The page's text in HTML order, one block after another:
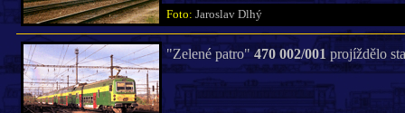
Foto: Jaroslav Dlhý
"Zelené patro" 470 002/001 projíždělo